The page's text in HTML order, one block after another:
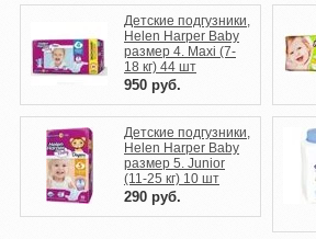
Детские подгузники,
Helen Harper Baby
размер 4. Maxi (7-
18 кг) 44 шт
950 руб.
Детские подгузники,
Helen Harper Baby
размер 5. Junior
(11-25 кг) 10 шт
290 руб.